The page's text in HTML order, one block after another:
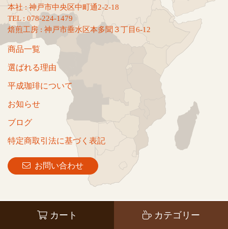
カート カテゴリー
本社 : 神戸市中央区中町通2-2-18
TEL : 078-224-1479
焙煎工房 : 神戸市垂水区本多聞３丁目6-12
商品一覧
選ばれる理由
平成珈琲について
お知らせ
ブログ
特定商取引法に基づく表記
お問い合わせ